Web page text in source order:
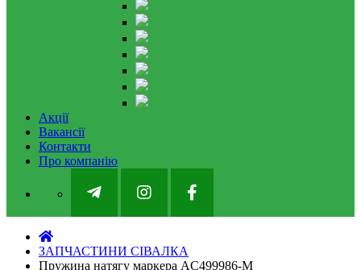
Акції
Вакансії
Контакти
Про компанію
ЗАПЧАСТИНИ СІВАЛКА
Пружина натягу маркера AC499986-M